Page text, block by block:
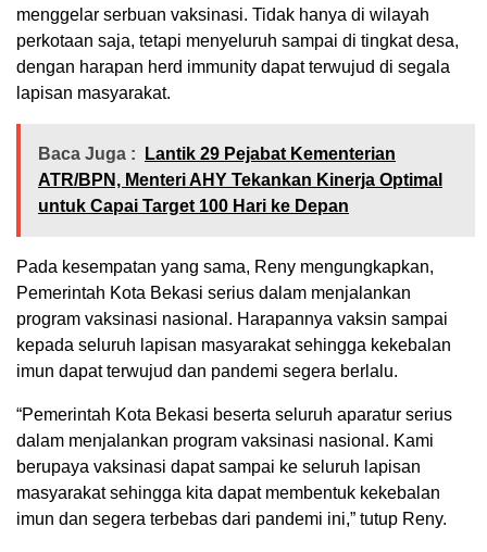
menggelar serbuan vaksinasi. Tidak hanya di wilayah
perkotaan saja, tetapi menyeluruh sampai di tingkat desa,
dengan harapan herd immunity dapat terwujud di segala
lapisan masyarakat.
Baca Juga :
Lantik 29 Pejabat Kementerian
ATR/BPN, Menteri AHY Tekankan Kinerja Optimal
untuk Capai Target 100 Hari ke Depan
Pada kesempatan yang sama, Reny mengungkapkan,
Pemerintah Kota Bekasi serius dalam menjalankan
program vaksinasi nasional. Harapannya vaksin sampai
kepada seluruh lapisan masyarakat sehingga kekebalan
imun dapat terwujud dan pandemi segera berlalu.
“Pemerintah Kota Bekasi beserta seluruh aparatur serius
dalam menjalankan program vaksinasi nasional. Kami
berupaya vaksinasi dapat sampai ke seluruh lapisan
masyarakat sehingga kita dapat membentuk kekebalan
imun dan segera terbebas dari pandemi ini,” tutup Reny.